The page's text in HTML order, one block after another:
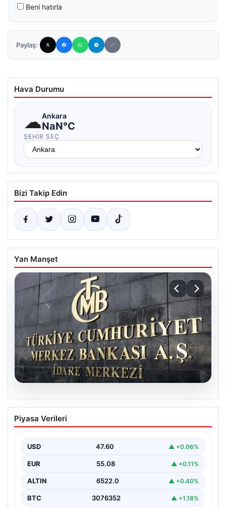
Beni hatırla
Paylaş:
Hava Durumu
☁Ankara
NaN°C
ŞEHIR SEÇ
Bizi Takip Edin
Yan Manşet
05.08.2026
Merkez Bankası Nisan Ayı Faiz Kararı Ne
Zaman Açıklanacak? Ekonomistlerin
Türkiye Cumhuriyet Merkez Bankası (TCMB) Para
üzere…
Piyasa Verileri
USD 47.60 ▲ +0.06%
EUR 55.08 ▲ +0.11%
ALTIN 6522.0 ▲ +0.40%
BTC 3076352 ▲ +1.18%